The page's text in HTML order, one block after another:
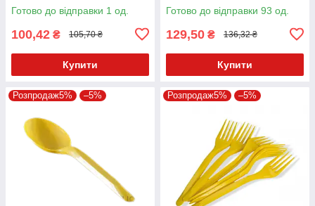
Готово до відправки 1 од.
100,42 ₴ 105,70 ₴
Купити
Готово до відправки 93 од.
129,50 ₴ 136,32 ₴
Купити
Розпродаж5% –5% Розпродаж5% –5%